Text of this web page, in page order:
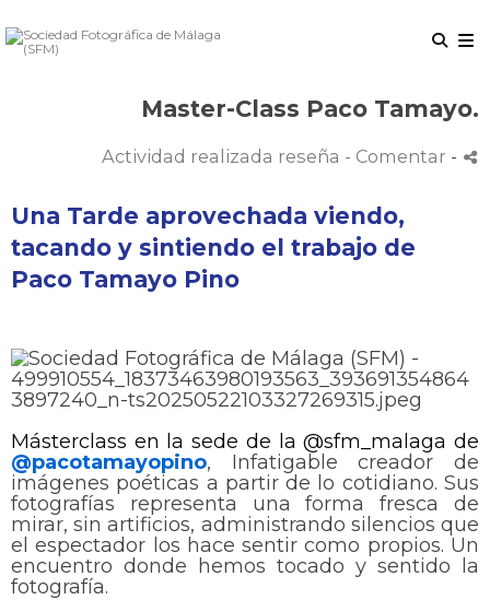
Master-Class Paco Tamayo.
Actividad realizada reseña - Comentar -
Una Tarde aprovechada viendo,
tacando y sintiendo el trabajo de
Paco Tamayo Pino
Másterclass en la sede de la @sfm_malaga de
@pacotamayopino, Infatigable creador de
imágenes poéticas a partir de lo cotidiano. Sus
fotografías representa una formafresca de
mirar, sin artificios, administrando silencios que
el espectador los hace sentir como propios. Un
encuentro donde hemos tocado y sentido la
fotografía.